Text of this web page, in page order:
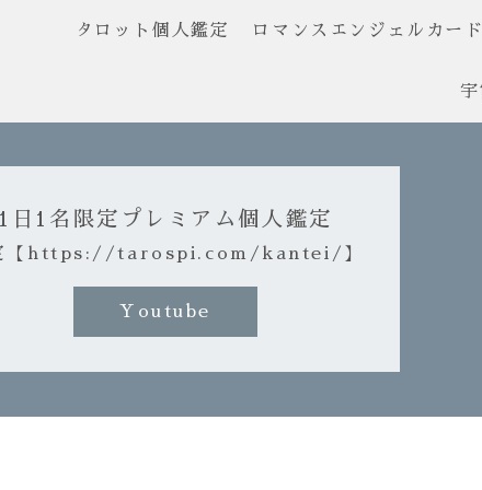
タロット個人鑑定 ロマンスエンジェルカー
1日1名限定プレミアム個人鑑定
【https://tarospi.com/kantei/】
Youtube